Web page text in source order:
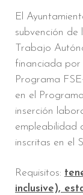
El
subvención de
Trabajo
financiada
Programa
en el
inserción
empleabilidad
inscritas en el
Requisitos:
inclusive),